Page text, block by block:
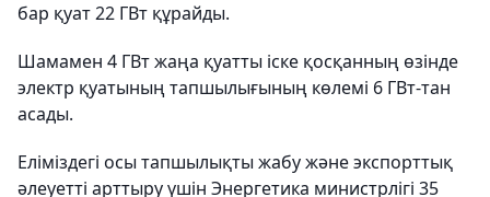
бар қуат 22 ГВт құрайды.
Шамамен 4 ГВт жаңа қуатты іске қосқанның өзінде
электр қуатының тапшылығының көлемі 6 ГВт-тан
асады.
Еліміздегі осы тапшылықты жабу және экспорттық
әлеуетті арттыру үшін Энергетика министрлігі 35